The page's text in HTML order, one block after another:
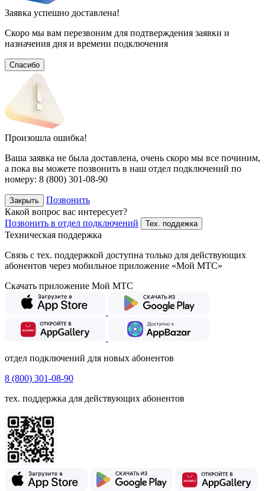
Заявка успешно доставлена!
Скоро мы вам перезвоним для подтверждения заявки и
назначения дня и времени подключения
Спасибо
Произошла ошибка!
Ваша заявка не была доставлена, очень скоро мы все починим,
а пока вы можете позвонить в наш отдел подключений по
номеру: 8 (800) 301-08-90
Закрыть
Позвонить
Какой вопрос вас интересует?
Позвонить в отдел подключений
Тех. поддежка
Техническая поддержка
Связь с тех. поддержкой доступна только для действующих
абонентов через мобильное приложение «Мой МТС»
Скачать приложение Мой МТС
отдел подключений для новых абонентов
8 (800) 301-08-90
тех. поддержка для действующих абонентов